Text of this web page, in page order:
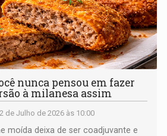
nunca pensou em fazer
à milanesa assim
de Julho de 2026 às 10:00
moída deixa de ser coadjuvante e